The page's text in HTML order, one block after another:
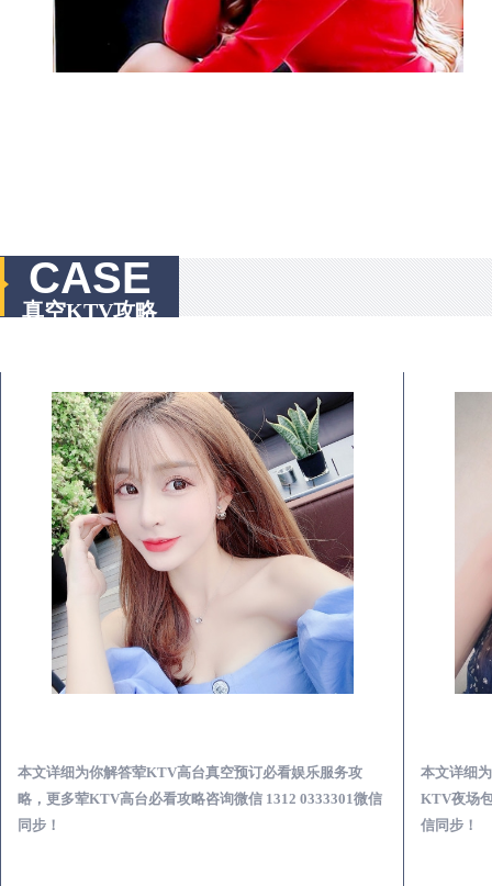
CASE
真空KTV攻略
本文详细为你解答荤KTV高台真空预订必看娱乐服务攻
略，更多荤KTV高台必看攻略咨询微信 1312 0333301微信
同步！
本文详细
KTV夜场
信同步！